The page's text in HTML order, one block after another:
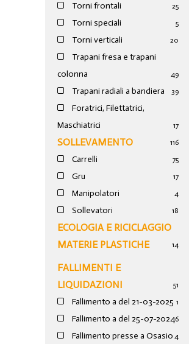
Torni frontali 25
Torni speciali 5
Torni verticali 20
Trapani fresa e trapani
colonna
49
Trapani radiali a bandiera 39
Foratrici, Filettatrici,
Maschiatrici
17
SOLLEVAMENTO 116
Carrelli 75
Gru 17
Manipolatori 4
Sollevatori 18
ECOLOGIA E RICICLAGGIO
MATERIE PLASTICHE
14
FALLIMENTI E
LIQUIDAZIONI
51
Fallimento a del 21-03-2025 1
Fallimento a del 25-07-20246
Fallimento presse a Osasio 4